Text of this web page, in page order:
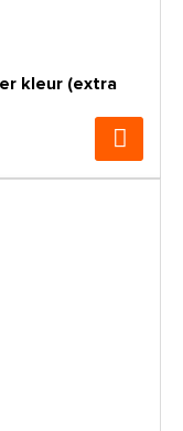
kleur (extra